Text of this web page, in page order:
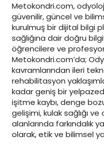
Metokondri.com,
güvenilir, güncel ve
kurulmuş bir dijital bilgi
sağlığına dair doğru
öğrencilere ve
Metokondri.com’da;
kavramlarından ileri
rehabilitasyon
kadar geniş bir
işitme kaybı, denge
gelişimi, kulak sağlığı
alanlarında farkındalık
olarak, etik ve bilimsel